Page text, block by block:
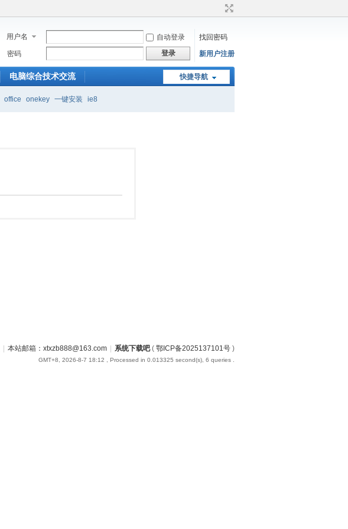
用户名 自动登录
找回密码
密码
登录 新用户注册
快捷导航
电脑综合技术交流
office onekey 一键安装 ie8
本站邮箱：xtxzb888@163.com 系统下载吧( 鄂ICP备2025137101号 )
GMT+8, 2026-8-7 18:12 , Processed in 0.013325 second(s), 6 queries .